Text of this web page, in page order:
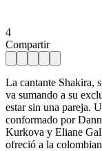
4
Compartir
La cantante Shakira,
va sumando a su
estar sin una pareja.
conformado por
Kurkova y Eliane
ofreció a la